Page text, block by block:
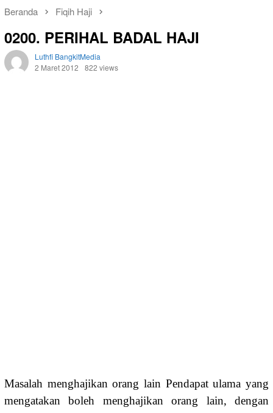
Beranda Fiqih Haji
0200. PERIHAL BADAL HAJI
Luthfi BangkitMedia
2 Maret 2012
822 views
Masalah menghajikan orang lain Pendapat ulama yang
mengatakan boleh menghajikan orang lain, dengan